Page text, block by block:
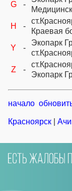
G
-
H
-
Краевая
Y
-
Экопарк
Z
-
Экопарк
начало
Красноярск